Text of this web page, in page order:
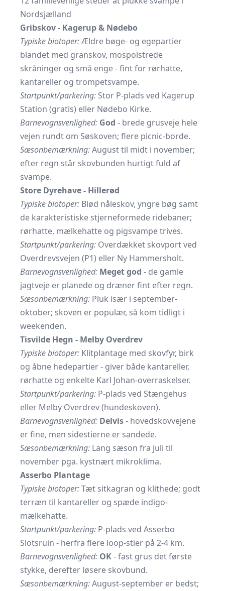
Nordsjælland
Gribskov - Kagerup & Nødebo
Typiske biotoper:Ældre bøge- og egepartier
blandet med granskov, mos­polstrede
skråninger og små enge - fint for rørhatte,
kantareller og trompetsvampe.
Startpunkt/parkering: Stor P-plads ved Kagerup
Station (gratis) eller Nødebo Kirke.
Barnevognsvenlighed: God - brede grusveje hele
vejen rundt om Søskoven; flere picnic-borde.
Sæsonbemærkning:August til midt i november;
efter regn står skovbunden hurtigt fuld af
svampe.
Store Dyrehave - Hillerød
Typiske biotoper: Blød nåleskov, yngre bøg samt
de karakteristiske stjerneformede ride­baner;
rørhatte, mælkehatte og pigsvampe trives.
Startpunkt/parkering: Overdækket skovport ved
Overdrevsvejen (P1) eller Ny Hammersholt.
Barnevognsvenlighed: Meget god - de gamle
jagtveje er planede og dræner fint efter regn.
Sæsonbemærkning: Pluk især i september-
oktober; skoven er populær, så kom tidligt i
weekenden.
Tisvilde Hegn - Melby Overdrev
Typiske biotoper: Klitplantage med skovfyr, birk
og åbne hedepartier - giver både kantareller,
rørhatte og enkelte Karl Johan-overraskelser.
Startpunkt/parkering: P-plads ved Stængehus
eller Melby Overdrev (hundeskoven).
Barnevognsvenlighed: Delvis- hoved­skovvejene
er fine, men side­stierne er sandede.
Sæsonbemærkning: Lang sæson fra juli til
november pga. kystnært mikroklima.
Asserbo Plantage
Typiske biotoper:Tæt sitkagran og klithede; godt
terræn til kantareller og spæde indigo-
mælkehatte.
Startpunkt/parkering: P-plads ved Asserbo
Slotsruin - herfra flere loop-stier på 2-4 km.
Barnevognsvenlighed: OK- fast grus det første
stykke, derefter løsere skovbund.
Sæsonbemærkning:August-september er bedst;